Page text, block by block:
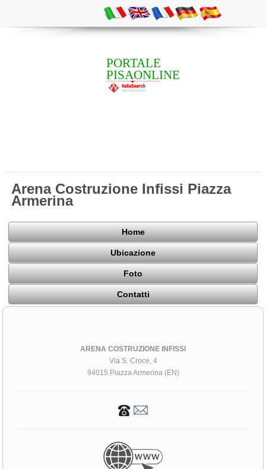
PORTALE
PISAONLINE
Arena Costruzione Infissi Piazza
Armerina
Home
Ubicazione
Foto
Contatti
ARENA COSTRUZIONE INFISSI
Via S. Croce, 4
94015 Piazza Armerina (EN)